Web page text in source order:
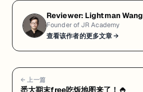
Reviewer: Lightman Wang
Founder of JR Academy
查看该作者的更多文章 →
← 上一篇
悉大期末free吃饭地图来了！🍚